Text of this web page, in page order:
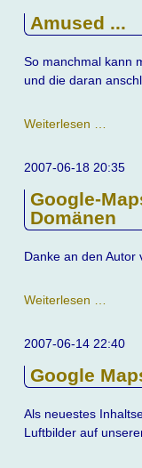
Amused ...
So manchmal kann
und die daran
Weiterlesen …
2007-06-18 20:35
Google-
Domänen
Danke an den Autor
Weiterlesen …
klappen
auf
allen
2007-06-14 22:40
Google
Als neuestes
Luftbilder auf